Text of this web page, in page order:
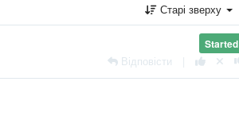
Старі зверху
Started
Відповісти